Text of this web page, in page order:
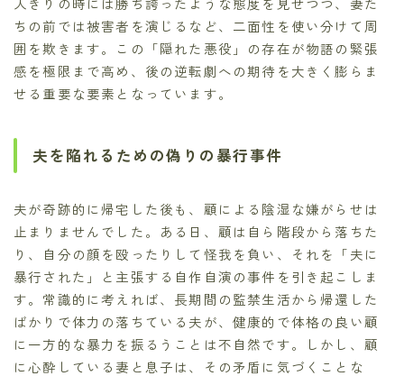
ちの前では被害者を演じるなど、二面性を使い分けて周
囲を欺きます。この「隠れた悪役」の存在が物語の緊張
感を極限まで高め、後の逆転劇への期待を大きく膨らま
せる重要な要素となっています。
夫を陥れるための偽りの暴行事件
夫が奇跡的に帰宅した後も、顧による陰湿な嫌がらせは
止まりませんでした。ある日、顧は自ら階段から落ちた
り、自分の顔を殴ったりして怪我を負い、それを「夫に
暴行された」と主張する自作自演の事件を引き起こしま
す。常識的に考えれば、長期間の監禁生活から帰還した
ばかりで体力の落ちている夫が、健康的で体格の良い顧
に一方的な暴力を振るうことは不自然です。しかし、顧
に心酔している妻と息子は、その矛盾に気づくことな